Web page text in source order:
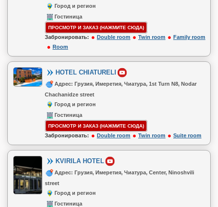
Город и регион
Гостиница
ПРОСМОТР И ЗАКАЗ (НАЖМИТЕ СЮДА)
Забронировать: Double room Twin room
Family room
Room
HOTEL CHIATURELI
Адрес: Грузия, Имеретия, Чиатура, 1st Turn N8, Nodar
Chachanidze street
Город и регион
Гостиница
ПРОСМОТР И ЗАКАЗ (НАЖМИТЕ СЮДА)
Забронировать: Double room Twin room Suite room
KVIRILA HOTEL
Адрес: Грузия, Имеретия, Чиатура, Center, Ninoshvili
street
Город и регион
Гостиница